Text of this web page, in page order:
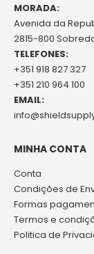
MORADA:
Avenida da
2815-800
TELEFONES:
+351 918 827 327
+351 210 964 100
EMAIL:
MINHA CONTA
Conta
Condições de
Formas
Termos e
Politica de